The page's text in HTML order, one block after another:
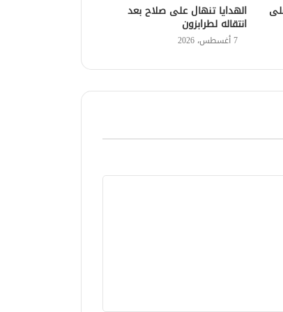
الهدايا تنهال على صلاح بعد
انتقاله لطرابزون
7 أغسطس، 2026